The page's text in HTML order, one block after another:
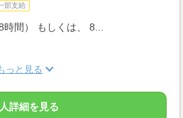
部支給
間） もしくは、 8...
っと見る
詳細を見る